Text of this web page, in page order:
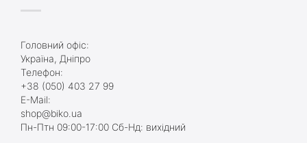
Головний офіс:
Україна, Дніпро
Телефон:
+38 (050) 403 27 99
E-Mail:
shop@biko.ua
Пн-Птн 09:00-17:00 Сб-Нд: вихідний